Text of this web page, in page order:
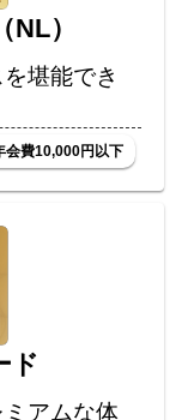
）
堪能でき
会費10,000円以下
ド
アムな体